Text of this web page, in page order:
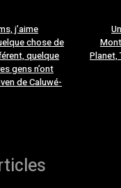
j’aime
chose de
quelque
gens n’ont
de Caluwé-
Planet,